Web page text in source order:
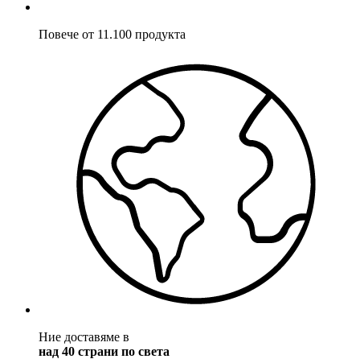
Повече от 11.100 продукта
Ние доставяме в
над 40 страни по света